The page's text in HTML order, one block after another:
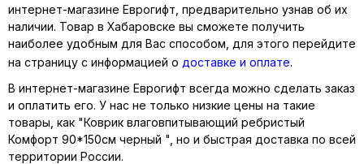
интернет-магазине Еврогифт, предварительно узнав об их
наличии. Товар в Хабаровске вы сможете получить
наиболее удобным для Вас способом, для этого перейдите
на страницу с информацией о доставке и оплате.
В интернет-магазине Еврогифт всегда можно сделать заказ
и оплатить его. У нас не только низкие цены на такие
товары, как "Коврик влаговпитывающий ребристый
Комфорт 90*150см черный ", но и быстрая доставка по всей
территории России.